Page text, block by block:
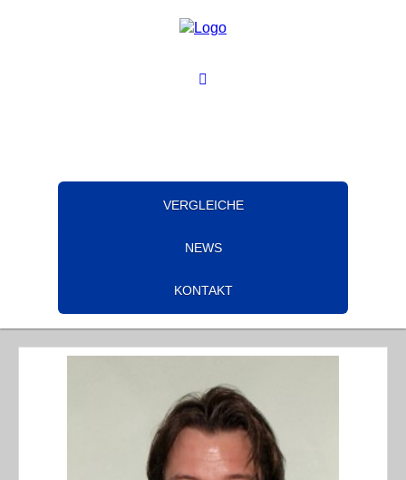
VERGLEICHE
NEWS
KONTAKT